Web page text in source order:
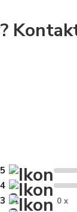
5
4
3 0 x